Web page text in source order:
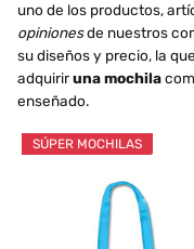
uno de los productos,
opinionesde nuestros
su diseños y precio, la
adquiriruna mochila
enseñado.
SÚPER MOCHILAS